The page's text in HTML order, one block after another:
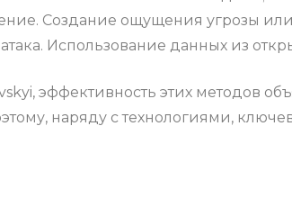
Создание ощущения угрозы
Использование данных из
эффективность этих методов
наряду с технологиями,